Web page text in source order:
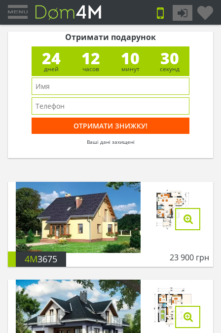
Отримати подарунок
24
дней
12
часов
10
минут
29
секунд
Ваші дані захищені
4M3675 23 900 грн